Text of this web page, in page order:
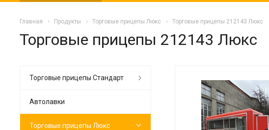
Главная Продукты Торговые прицепы Люкс Торговые прицепы 212143 Люкс
Торговые прицепы 212143 Люкс
Торговые прицепы Стандарт
Автолавки
Торговые прицепы Люкс